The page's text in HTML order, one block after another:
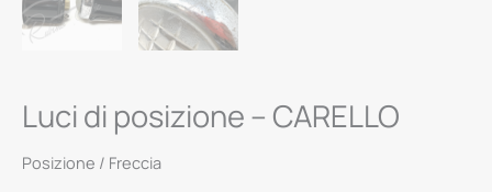
Luci di posizione – CARELLO
Posizione / Freccia